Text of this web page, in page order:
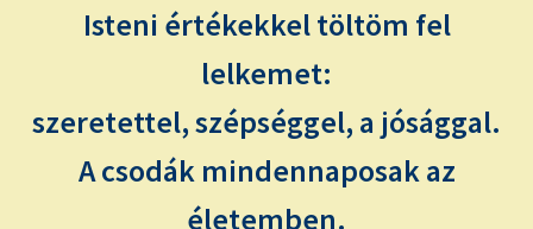
Isteni értékekkel töltöm fel
lelkemet:
szeretettel, szépséggel, a jósággal.
A csodák mindennaposak az
életemben.